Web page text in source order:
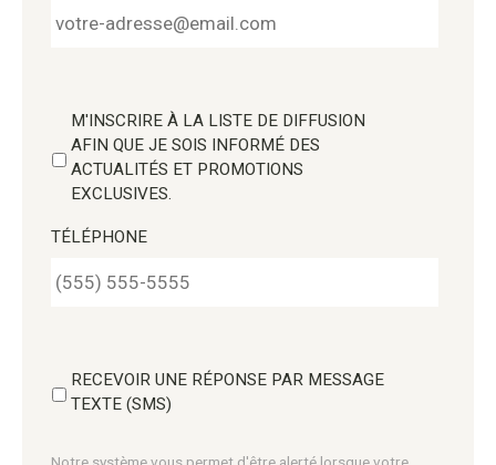
M'INSCRIRE À LA LISTE DE DIFFUSION
AFIN QUE JE SOIS INFORMÉ DES
ACTUALITÉS ET PROMOTIONS
EXCLUSIVES.
TÉLÉPHONE
RECEVOIR UNE RÉPONSE PAR MESSAGE
TEXTE (SMS)